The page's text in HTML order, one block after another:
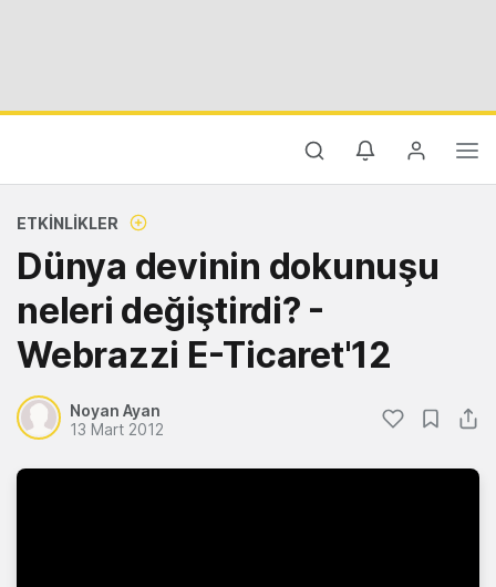
ETKINLIKLER
Dünya devinin dokunuşu
neleri değiştirdi? -
Webrazzi E-Ticaret'12
Noyan Ayan
13 Mart 2012